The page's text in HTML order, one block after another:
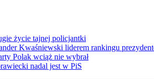
życie tajnej policjantki
Kwaśniewski liderem rankingu
Polak wciąż nie wybrał
nadal jest w PiS